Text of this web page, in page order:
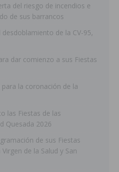
del riesgo de incendios e
de sus barrancos
de la CV-95,
dar comienzo a sus Fiestas
la coronación de la
las Fiestas de las
Quesada 2026
de sus Fiestas
de la Salud y San